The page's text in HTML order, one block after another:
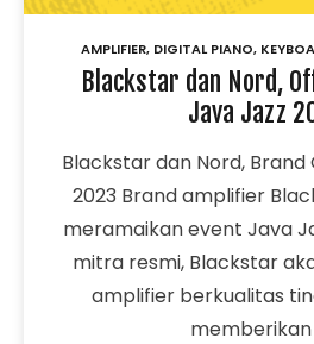
AMPLIFIER, DIGITAL PIANO,
Blackstar dan Nord,
Java Jazz
Blackstar dan Nord, Brand
2023 Brand amplifier
meramaikan event Java
mitra resmi, Blackstar
amplifier berkualitas